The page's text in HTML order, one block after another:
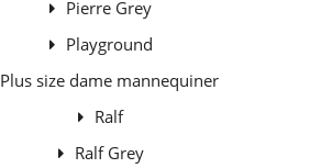
Pierre Grey
Playground
Plus size dame mannequiner
Ralf
Ralf Grey